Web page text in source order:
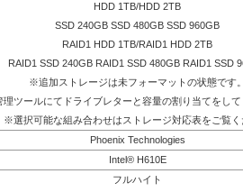
HDD 1TB/HDD 2TB
SSD 240GB SSD 480GB SSD 960GB
RAID1 HDD 1TB/RAID1 HDD 2TB
RAID1 SSD 240GB RAID1 SSD 480GB RAID1 SSD
※追加ストレージは未フォーマットの状態です。
理ツールにてドライブレターと容量の割り当てをし
※選択可能な組み合わせはストレージ対応表をご覧く
Phoenix Technologies
Intel® H610E
フルハイト